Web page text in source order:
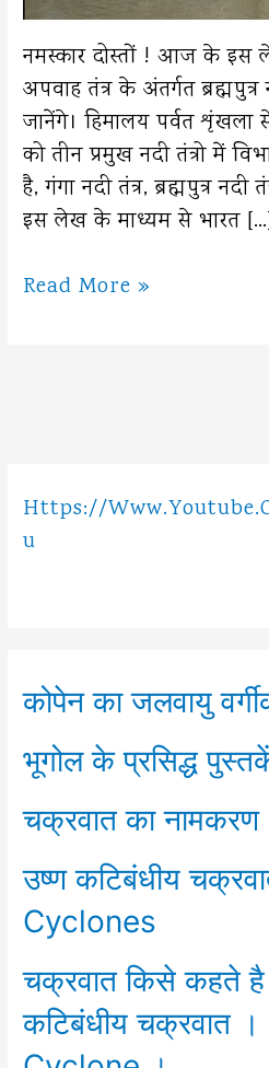
नमस्कार दोस्तों ! आज के इस
अपवाह तंत्र के अंतर्गत
जानेंगे। हिमालय पर्वत शृंखला
को तीन प्रमुख नदी तंत्रो में
है, गंगा नदी तंत्र, ब्रह्मपुत्र नदी
इस लेख के माध्यम से भारत
ब्रह्मपुत्र
Read More »
Https://
U
कोपेन का जलवायु
भूगोल के प्रसिद्ध
चक्रवात का नामकरण
उष्ण कटिबंधीय
Cyclones
चक्रवात किसे कहते है
कटिबंधीय चक्रवात